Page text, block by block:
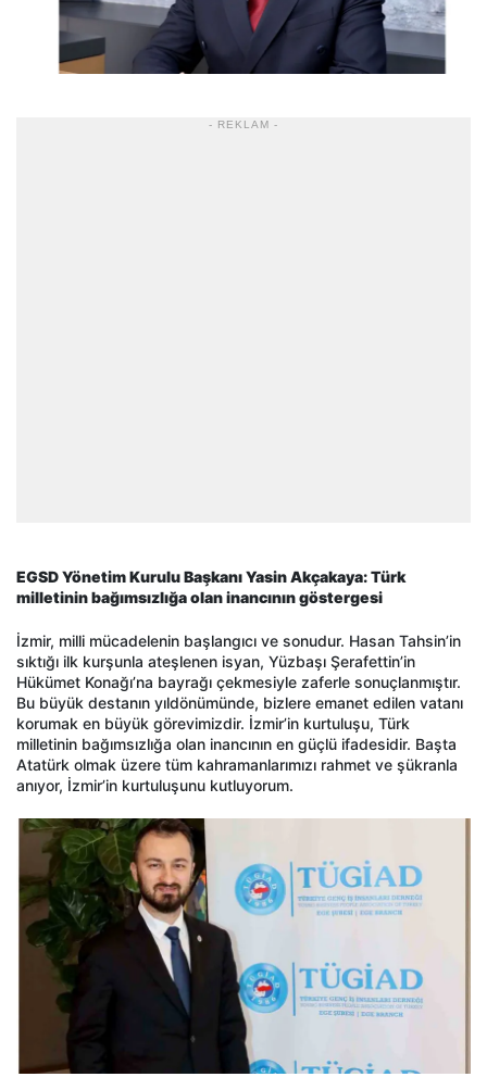
- REKLAM -
EGSD Yönetim Kurulu Başkanı Yasin Akçakaya: Türk
milletinin bağımsızlığa olan inancının göstergesi
İzmir, milli mücadelenin başlangıcı ve sonudur. Hasan Tahsin’in
sıktığı ilk kurşunla ateşlenen isyan, Yüzbaşı Şerafettin’in
Hükümet Konağı’na bayrağı çekmesiyle zaferle sonuçlanmıştır.
Bu büyük destanın yıldönümünde, bizlere emanet edilen vatanı
korumak en büyük görevimizdir. İzmir’in kurtuluşu, Türk
milletinin bağımsızlığa olan inancının en güçlü ifadesidir. Başta
Atatürk olmak üzere tüm kahramanlarımızı rahmet ve şükranla
anıyor, İzmir’in kurtuluşunu kutluyorum.